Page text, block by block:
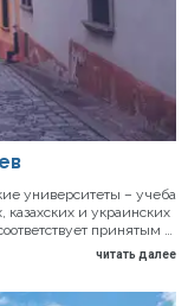
университеты – учеба
казахских и украинских
принятым …
читать далее